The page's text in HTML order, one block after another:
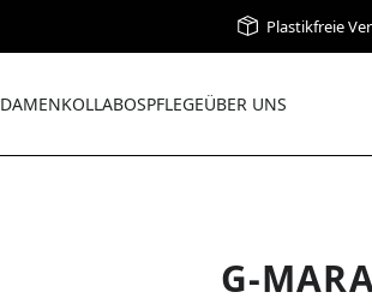
Plastikfreie
DAMENKOLLABOSPFLEGEÜBER UNS
G-